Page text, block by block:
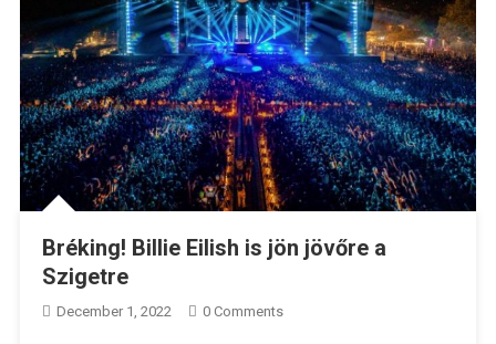
Bréking! Billie Eilish is jön jövőre a
Szigetre
December 1, 2022 0 Comments